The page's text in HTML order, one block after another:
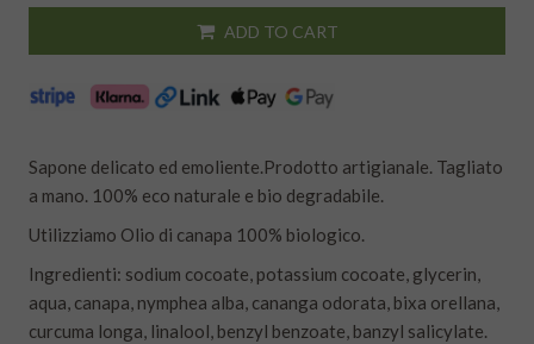
ADD TO CART
Sapone delicato ed emoliente.Prodotto artigianale. Tagliato
a mano. 100% eco naturale e bio degradabile.
Utilizziamo Olio di canapa 100% biologico.
Ingredienti: sodium cocoate, potassium cocoate, glycerin,
aqua, canapa, nymphea alba, cananga odorata, bixa orellana,
curcuma longa, linalool, benzyl benzoate, banzyl salicylate.